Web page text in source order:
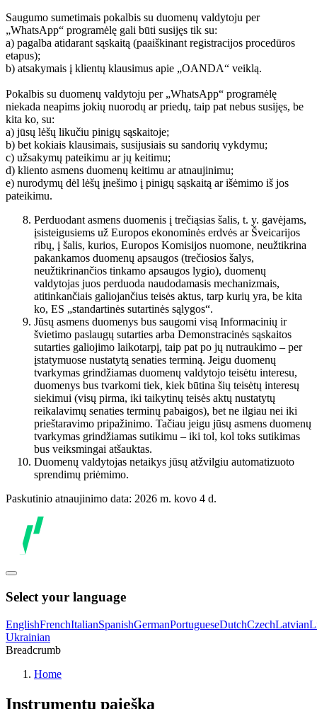
Saugumo sumetimais pokalbis su duomenų valdytoju per
„WhatsApp“ programėlę gali būti susijęs tik su:
a) pagalba atidarant sąskaitą (paaiškinant registracijos procedūros
etapus);
b) atsakymais į klientų klausimus apie „OANDA“ veiklą.
Pokalbis su duomenų valdytoju per „WhatsApp“ programėlę
niekada neapims jokių nuorodų ar priedų, taip pat nebus susijęs, be
kita ko, su:
a) jūsų lėšų likučiu pinigų sąskaitoje;
b) bet kokiais klausimais, susijusiais su sandorių vykdymu;
c) užsakymų pateikimu ar jų keitimu;
d) kliento asmens duomenų keitimu ar atnaujinimu;
e) nurodymų dėl lėšų įnešimo į pinigų sąskaitą ar išėmimo iš jos
pateikimu.
Perduodant asmens duomenis į trečiąsias šalis, t. y. gavėjams,
įsisteigusiems už Europos ekonominės erdvės ar Šveicarijos
ribų, į šalis, kurios, Europos Komisijos nuomone, neužtikrina
pakankamos duomenų apsaugos (trečiosios šalys,
neužtikrinančios tinkamo apsaugos lygio), duomenų
valdytojas juos perduoda naudodamasis mechanizmais,
atitinkančiais galiojančius teisės aktus, tarp kurių yra, be kita
ko, ES „standartinės sutartinės sąlygos“.
Jūsų asmens duomenys bus saugomi visą Informacinių ir
švietimo paslaugų sutarties arba Demonstracinės sąskaitos
sutarties galiojimo laikotarpį, taip pat po jų nutraukimo – per
įstatymuose nustatytą senaties terminą. Jeigu duomenų
tvarkymas grindžiamas duomenų valdytojo teisėtu interesu,
duomenys bus tvarkomi tiek, kiek būtina šių teisėtų interesų
siekimui (visų pirma, iki taikytinų teisės aktų nustatytų
reikalavimų senaties terminų pabaigos), bet ne ilgiau nei iki
prieštaravimo pripažinimo. Tačiau jeigu jūsų asmens duomenų
tvarkymas grindžiamas sutikimu – iki tol, kol toks sutikimas
bus veiksmingai atšauktas.
Duomenų valdytojas netaikys jūsų atžvilgiu automatizuoto
sprendimų priėmimo.
Paskutinio atnaujinimo data: 2026 m. kovo 4 d.
Select your language
EnglishFrenchItalianSpanishGermanPortugueseDutchCzechLatvian
Ukrainian
Breadcrumb
Home
Instrumentų paieška